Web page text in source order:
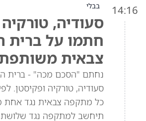
14:16 בבלי
סעודיה,
חתמו על ברית
צבאית
נחתם "הסכם מכה" - ברית
סעודיה, טורקיה ופקיסטן.
כל מתקפה צבאית נגד אחת
תיחשב למתקפה נגד